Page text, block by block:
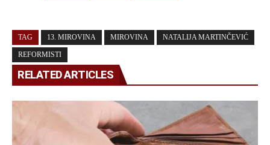
TAG 13. MIROVINA MIROVINA NATALIJA MARTINČEVIĆ
REFORMISTI
RELATED ARTICLES